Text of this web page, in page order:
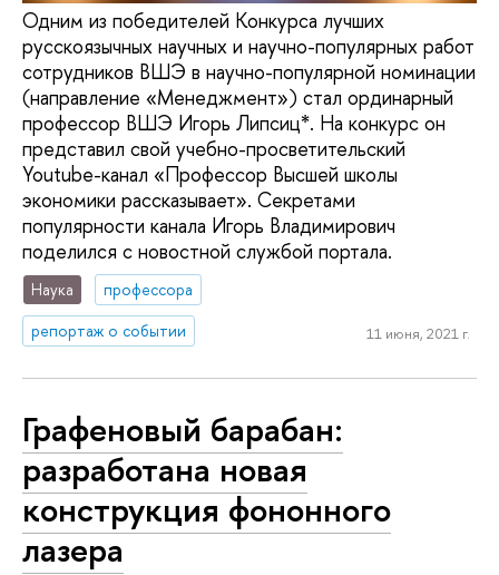
Одним из победителей Конкурса лучших
русскоязычных научных и научно-популярных работ
сотрудников ВШЭ в научно-популярной номинации
(направление «Менеджмент») стал ординарный
профессор ВШЭ Игорь Липсиц*. На конкурс он
представил свой учебно-просветительский
Youtube-канал «Профессор Высшей школы
экономики рассказывает». Секретами
популярности канала Игорь Владимирович
поделился с новостной службой портала.
Наука
профессора
репортаж о событии
11 июня, 2021 г.
Графеновый барабан:
разработана новая
конструкция фононного
лазера